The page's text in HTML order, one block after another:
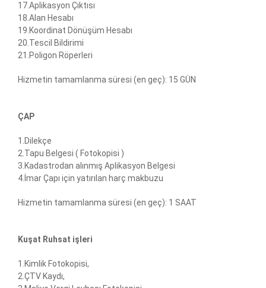
17.Aplikasyon Çıktısı
18.Alan Hesabı
19.Koordinat Dönüşüm Hesabı
20.Tescil Bildirimi
21.Poligon Röperleri
Hizmetin tamamlanma süresi (en geç): 15 GÜN
ÇAP
1.Dilekçe
2.Tapu Belgesi ( Fotokopisi )
3.Kadastrodan alınmış Aplikasyon Belgesi
4.İmar Çapı için yatırılan harç makbuzu
Hizmetin tamamlanma süresi (en geç): 1 SAAT
Kuşat Ruhsat işleri
1.Kimlik Fotokopisi,
2.ÇTV Kaydı,